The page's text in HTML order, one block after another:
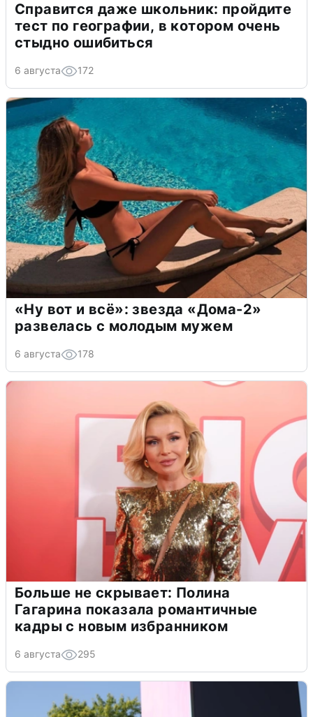
Справится даже школьник: пройдите
тест по географии, в котором очень
стыдно ошибиться
6 августа 172
«Ну вот и всё»: звезда «Дома-2»
развелась с молодым мужем
6 августа 178
Больше не скрывает: Полина
Гагарина показала романтичные
кадры с новым избранником
6 августа 295